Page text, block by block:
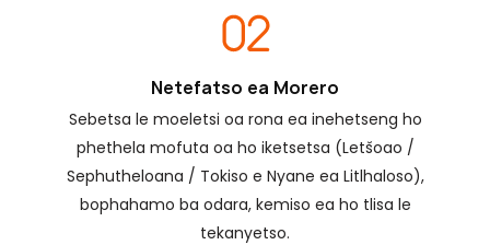
Netefatso ea Morero
Sebetsa le moeletsi oa rona ea inehetseng ho
phethela mofuta oa ho iketsetsa (Letšoao /
Sephutheloana / Tokiso e Nyane ea Litlhaloso),
bophahamo ba odara, kemiso ea ho tlisa le
tekanyetso.